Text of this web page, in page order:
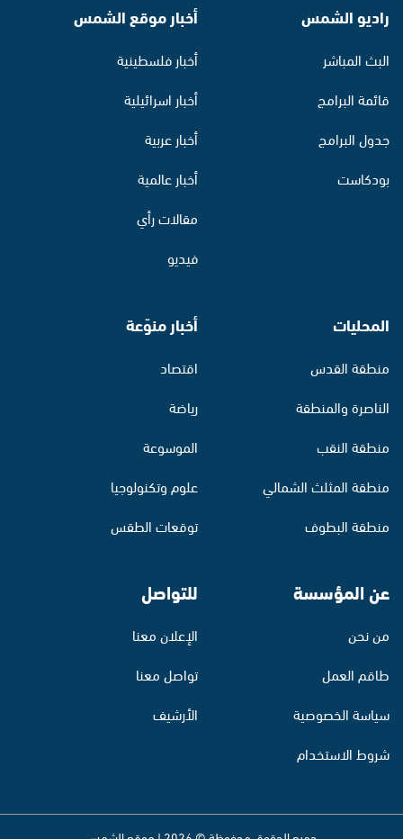
راديو الشمس
البث المباشر
قائمة البرامج
جدول البرامج
بودكاست
أخبار موقع الشمس
أخبار فلسطينية
أخبار اسرائيلية
أخبار عربية
أخبار عالمية
مقالات رأي
فيديو
المحليات
منطقة القدس
الناصرة والمنطقة
منطقة النقب
منطقة المثلث الشمالي
منطقة البطوف
أخبار منوّعة
اقتصاد
رياضة
الموسوعة
علوم وتكنولوجيا
توقعات الطقس
عن المؤسسة
من نحن
طاقم العمل
سياسة الخصوصية
شروط الاستخدام
للتواصل
الإعلان معنا
تواصل معنا
الأرشيف